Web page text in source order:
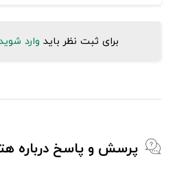
برای ثبت نظر باید وارد
پرسش و پاسخ درباره